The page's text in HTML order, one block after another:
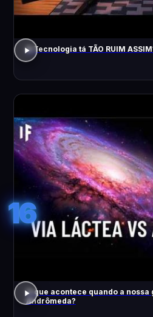
A Tecnologia tá TÃO RUIM
16
O que acontece quando a
Andrômeda?